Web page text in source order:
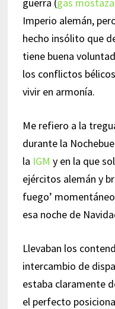
Imperio alemán,
hecho insólito que
tiene buena
los conflictos
vivir en armonía.
Me refiero a la
durante la
la IGM y en la que
ejércitos alemán y
fuego’
esa noche de
Llevaban los
intercambio de
estaba claramente
el perfecto